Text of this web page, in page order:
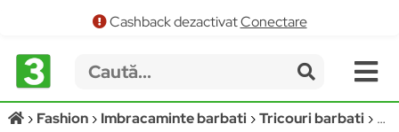
Cashback dezactivatConectare
Fashion Imbracaminte barbati Tricouri barbati